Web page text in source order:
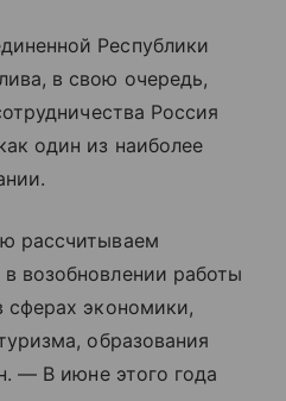
Республики
в свою очередь,
Россия
один из наиболее
рассчитываем
возобновлении работы
сферах экономики,
образования
— В июне этого года